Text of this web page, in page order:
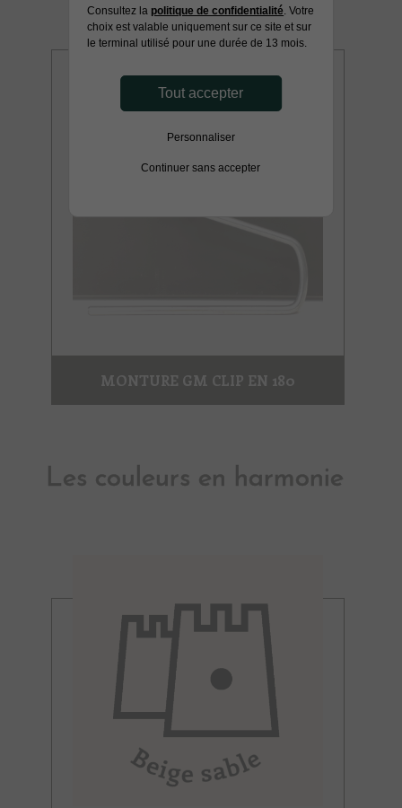
MONTURE GM CLIP EN 180
Les couleurs en harmonie
Consultez la politique de confidentialité. Votre
choix est valable uniquement sur ce site et sur
le terminal utilisé pour une durée de 13 mois.
Tout accepter
Personnaliser
Continuer sans accepter